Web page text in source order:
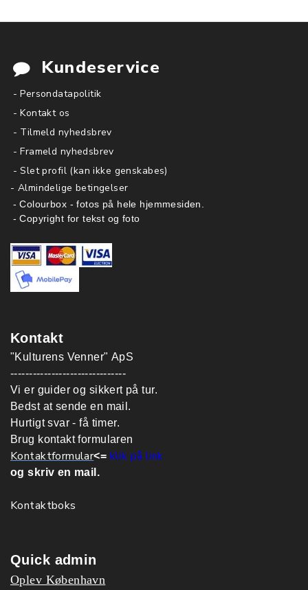
Kundeservice
- Persondatapolitik
- Kontakt os
- Tilmeld nyhedsbrev
- Frameld nyhedsbrev
- Slet profil (kan ikke genskabes)
- Almindelige betingelser
- Colourbox - fotos på hele hjemmesiden.
- Copyright for tekst og foto
Kontakt
"Kulturens Venner" ApS
-------------------------------
Vi er guider og sikkert på tur.
Bedst at sende en mail.
Hurtigt svar - få timer.
Brug kontakt formularen
Kontaktformular<= klik på link
og skriv en mail.
Kontaktboks
Quick admin
Oplev København